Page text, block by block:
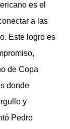
es el
a las
Este logro es
de Copa
donde
y
Pedro